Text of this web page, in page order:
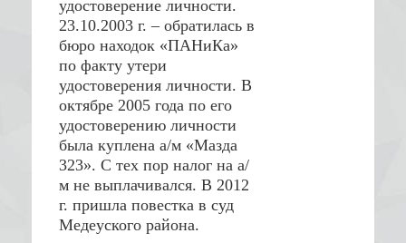
удостоверение личности.
23.10.2003 г. – обратилась в
бюро находок «ПАНиКа»
по факту утери
удостоверения личности. В
октябре 2005 года по его
удостоверению личности
была куплена а/м «Мазда
323». С тех пор налог на а/
м не выплачивался. В 2012
г. пришла повестка в суд
Медеуского района.